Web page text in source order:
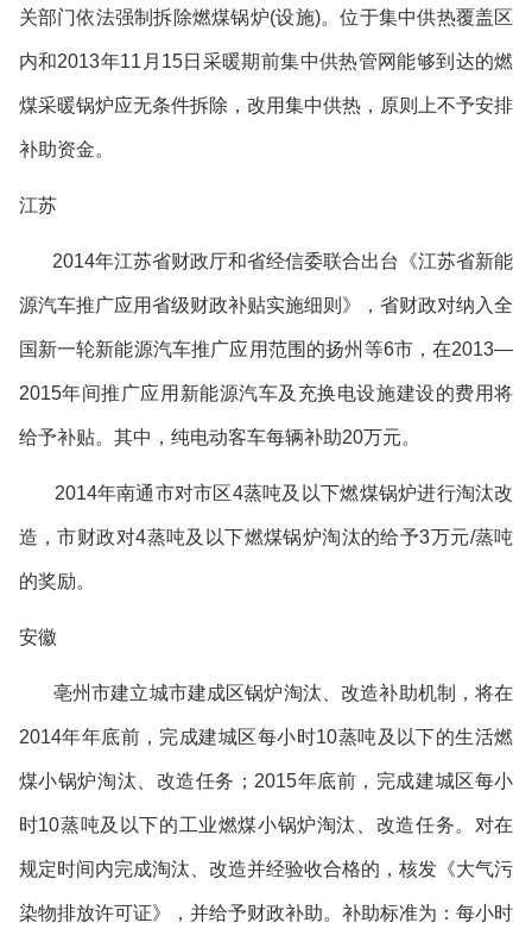
关部门依法强制拆除燃煤锅炉(设施)。位于集中供热覆盖区
内和2013年11 月 15日采暖期前集中供热管网能够到达的燃
煤采暖锅炉应无条件拆除，改用集中供热，原则上不予安排
补助资金。
江苏
2014年江苏省财政厅和省经信委联合出台《江苏省新能
源汽车推广应用省级财政补贴实施细则》，省财政对纳入全
国新一轮新能源汽车推广应用范围的扬州等6市，在2013—
2015年间推广应用新能源汽车及充换电设施建设的费用将
给予补贴。其中，纯电动客车每辆补助20万元。
2014年南通市对市区4蒸吨及以下燃煤锅炉进行淘汰改
造，市财政对4蒸吨及以下燃煤锅炉淘汰的给予3万元/蒸吨
的奖励。
安徽
亳州市建立城市建成区锅炉淘汰、改造补助机制，将在
2014年年底前，完成建城区每小时10蒸吨及以下的生活燃
煤小锅炉淘汰、改造任务； 2015年底前，完成建城区每小
时10蒸吨及以下的工业燃煤小锅炉淘汰、改造任务。对在
规定时间内完成淘汰、改造并经验收合格的，核发《大气污
染物排放许可证》，并给予财政补助。补助标准为：每小时